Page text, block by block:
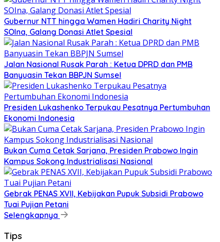
Gubernur NTT hingga Wamen Hadiri Charity Night
SOIna, Galang Donasi Atlet Spesial
Jalan Nasional Rusak Parah : Ketua DPRD dan PMB
Banyuasin Tekan BBPJN Sumsel
Presiden Lukashenko Terpukau Pesatnya Pertumbuhan
Ekonomi Indonesia
Bukan Cuma Cetak Sarjana, Presiden Prabowo Ingin
Kampus Sokong Industrialisasi Nasional
Gebrak PENAS XVII, Kebijakan Pupuk Subsidi Prabowo
Tuai Pujian Petani
Selengkapnya
Tips